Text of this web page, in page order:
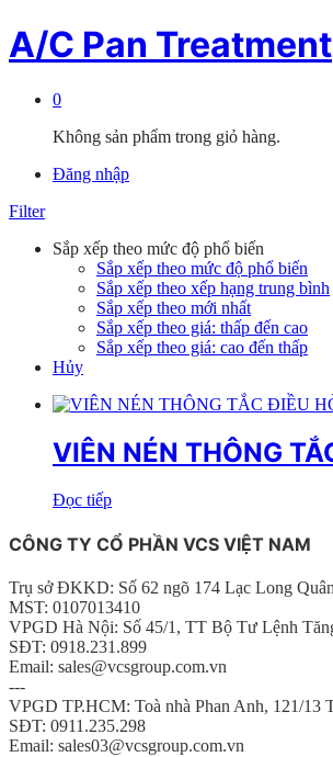
A/C Pan Treatment
0
Không sản phẩm trong giỏ hàng.
Đăng nhập
Filter
Sắp xếp theo mức độ phổ biến
Sắp xếp theo mức độ phổ biến
Sắp xếp theo xếp hạng trung bình
Sắp xếp theo mới nhất
Sắp xếp theo giá: thấp đến cao
Sắp xếp theo giá: cao đến thấp
Hủy
VIÊN NÉN THÔNG
Đọc tiếp
CÔNG TY CỔ PHẦN VCS VIỆT NAM
Trụ sở ĐKKD: Số 62 ngõ 174 Lạc Long
MST: 0107013410
VPGD Hà Nội: Số 45/1, TT Bộ Tư Lệnh
SĐT: 0918.231.899
Email: sales@vcsgroup.com.vn
---
VPGD TP.HCM: Toà nhà Phan Anh, 121/13
SĐT: 0911.235.298
Email: sales03@vcsgroup.com.vn